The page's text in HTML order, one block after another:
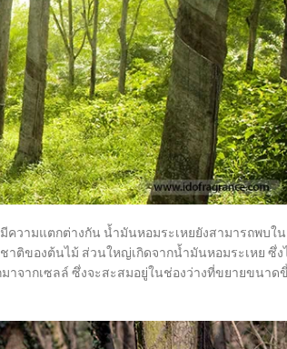
วามแตกต่างกัน น้ำมันหอมระเหยยังสามารถพบใน
าติของต้นไม้ ส่วนใหญ่เกิดจากน้ำมันหอมระเหย ซึ่ง
าจากเซลล์ ซึ่งจะสะสมอยู่ในช่องว่างที่ขยายขนาด